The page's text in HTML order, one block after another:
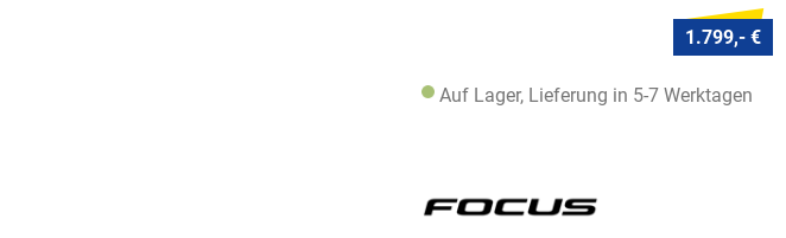
1.799,- €
Auf Lager, Lieferung in 5-7 Werktagen